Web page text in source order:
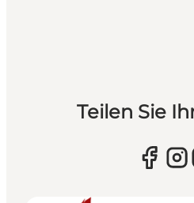
Teilen Sie